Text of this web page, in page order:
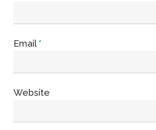
Email*
Website